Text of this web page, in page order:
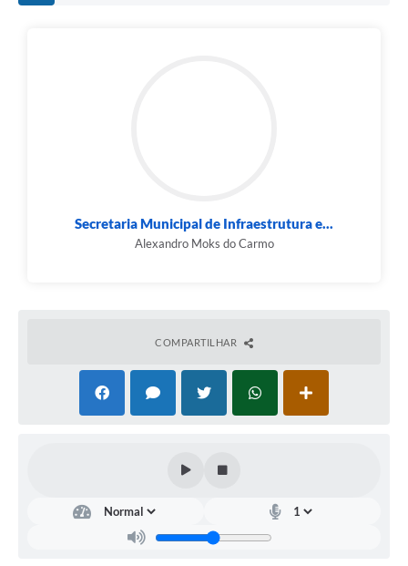
Secretaria Municipal de Infraestrutura e...
Alexandro Moks do Carmo
COMPARTILHAR